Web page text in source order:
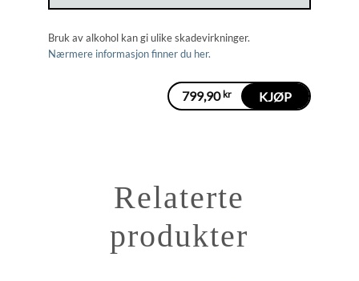
Bruk av alkohol kan gi ulike skadevirkninger.
Nærmere informasjon finner du her.
799,90 kr KJØP
Relaterte
produkter